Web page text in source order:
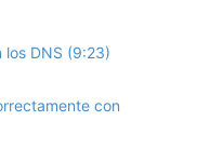
los DNS (9:23)
con